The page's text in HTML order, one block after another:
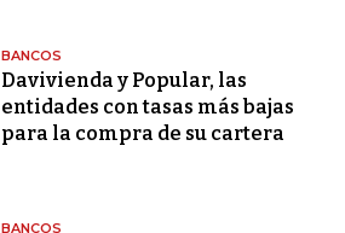
BANCOS
Davivienda y Popular, las
entidades con tasas más bajas
para la compra de su cartera
BANCOS